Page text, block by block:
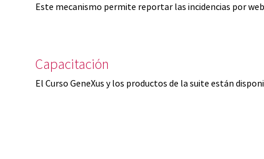
Este mecanismo permite reportar las incidencias por
Capacitación
El Curso GeneXus y los productos de la suite están